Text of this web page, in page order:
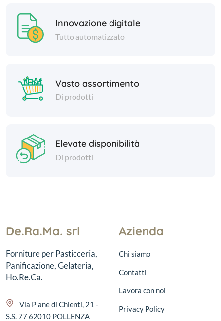
Innovazione digitale
Tutto automatizzato
Vasto assortimento
Di prodotti
Elevate disponibilità
Di prodotti
De.Ra.Ma. srl
Forniture per Pasticceria,
Panificazione, Gelateria,
Ho.Re.Ca.
Via Piane di Chienti, 21 -
S.S. 77 62010 POLLENZA
Azienda
Chi siamo
Contatti
Lavora con noi
Privacy Policy